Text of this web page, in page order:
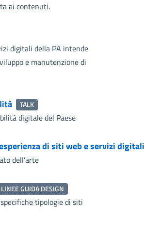
ai contenuti.
digitali della PA intende
e manutenzione di
TALK
digitale del Paese
di siti web e servizi digitali
dell’arte
GUIDA DESIGN
tipologie di siti